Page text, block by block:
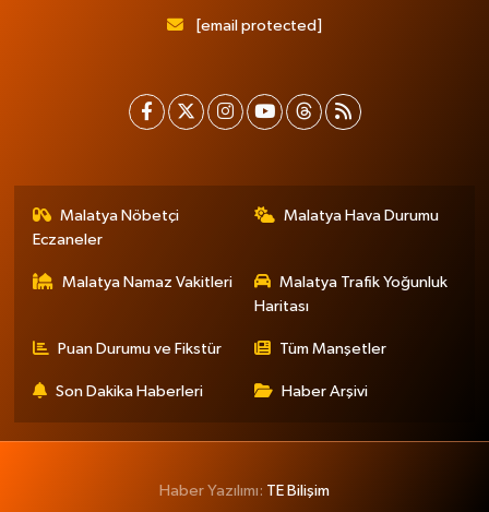
[email protected]
Malatya Nöbetçi
Eczaneler
Malatya Hava Durumu
Malatya Namaz Vakitleri
Malatya Trafik Yoğunluk
Haritası
Puan Durumu ve Fikstür Tüm Manşetler
Son Dakika Haberleri Haber Arşivi
Haber Yazılımı: TE Bilişim